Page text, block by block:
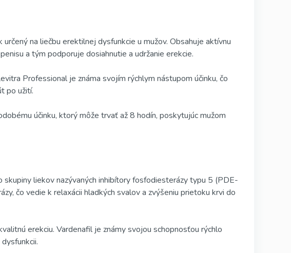
na liečbu erektilnej dysfunkcie u mužov. Obsahuje aktívnu
a tým podporuje dosiahnutie a udržanie erekcie.
Professional je známa svojím rýchlym nástupom účinku, čo
po užití.
účinku, ktorý môže trvať až 8 hodín, poskytujúc mužom
liekov nazývaných inhibítory fosfodiesterázy typu 5 (PDE-
čo vedie k relaxácii hladkých svalov a zvýšeniu prietoku krvi do
erekciu. Vardenafil je známy svojou schopnosťou rýchlo